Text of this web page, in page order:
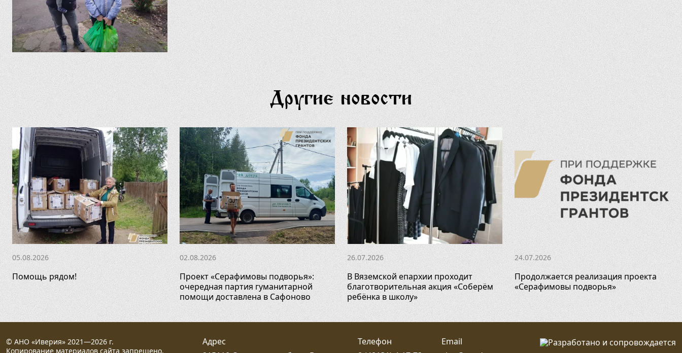
Другие новости
05.08.2026
Помощь рядом!
02.08.2026
Проект «Серафимовы подворья»:
очередная партия гуманитарной
помощи доставлена в Сафоново
26.07.2026
В Вяземской епархии проходит
благотворительная акция «Соберём
ребёнка в школу»
24.07.2026
Продолжается реализация проекта
«Серафимовы подворья»
© АНО «Иверия» 2021—2026 г.
Копирование материалов сайта запрещено.
Адрес
Телефон
Email